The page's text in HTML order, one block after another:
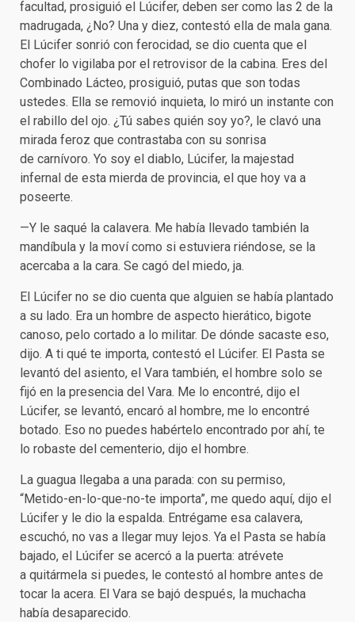
facultad, prosiguió el Lúcifer, deben ser como las 2 de la
madrugada, ¿No? Una y diez, contestó ella de mala gana.
El Lúcifer sonrió con ferocidad, se dio cuenta que el
chofer lo vigilaba por el retrovisor de la cabina. Eres del
Combinado Lácteo, prosiguió, putas que son todas
ustedes. Ella se removió inquieta, lo miró un instante con
el rabillo del ojo. ¿Tú sabes quién soy yo?, le clavó una
mirada feroz que contrastaba con su sonrisa
de carnívoro. Yo soy el diablo, Lúcifer, la majestad
infernal de esta mierda de provincia, el que hoy va a
poseerte.
—Y le saqué la calavera. Me había llevado también la
mandíbula y la moví como si estuviera riéndose, se la
acercaba a la cara. Se cagó del miedo, ja.
El Lúcifer no se dio cuenta que alguien se había plantado
a su lado. Era un hombre de aspecto hierático, bigote
canoso, pelo cortado a lo militar. De dónde sacaste eso,
dijo. A ti qué te importa, contestó el Lúcifer. El Pasta se
levantó del asiento, el Vara también, el hombre solo se
fijó en la presencia del Vara. Me lo encontré, dijo el
Lúcifer, se levantó, encaró al hombre, me lo encontré
botado. Eso no puedes habértelo encontrado por ahí, te
lo robaste del cementerio, dijo el hombre.
La guagua llegaba a una parada: con su permiso,
“Metido-en-lo-que-no-te importa”, me quedo aquí, dijo el
Lúcifer y le dio la espalda. Entrégame esa calavera,
escuchó, no vas a llegar muy lejos. Ya el Pasta se había
bajado, el Lúcifer se acercó a la puerta: atrévete
a quitármela si puedes, le contestó al hombre antes de
tocar la acera. El Vara se bajó después, la muchacha
había desaparecido.